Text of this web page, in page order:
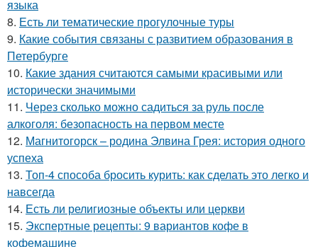
языка
8. Есть ли тематические прогулочные туры
9. Какие события связаны с развитием образования в
Петербурге
10. Какие здания считаются самыми красивыми или
исторически значимыми
11. Через сколько можно садиться за руль после
алкоголя: безопасность на первом месте
12. Магнитогорск – родина Элвина Грея: история одного
успеха
13. Топ-4 способа бросить курить: как сделать это легко и
навсегда
14. Есть ли религиозные объекты или церкви
15. Экспертные рецепты: 9 вариантов кофе в
кофемашине